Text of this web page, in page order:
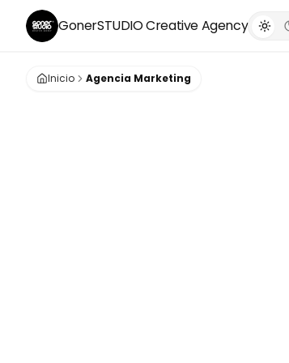
GonerSTUDIOCreative Agency
Inicio Agencia Marketing